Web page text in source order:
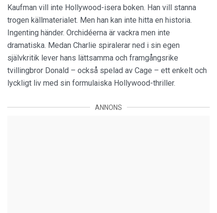
Kaufman vill inte Hollywood-isera boken. Han vill stanna
trogen källmaterialet. Men han kan inte hitta en historia.
Ingenting händer. Orchidéerna är vackra men inte
dramatiska. Medan Charlie spiralerar ned i sin egen
självkritik lever hans lättsamma och framgångsrike
tvillingbror Donald – också spelad av Cage – ett enkelt och
lyckligt liv med sin formulaiska Hollywood-thriller.
ANNONS